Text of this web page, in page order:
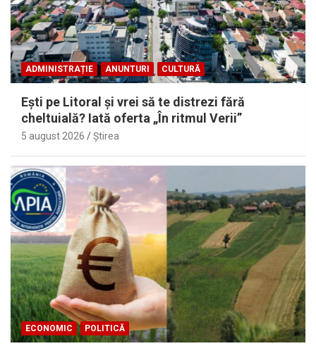
ADMINISTRAȚIE ANUNTURI CULTURĂ
Eşti pe Litoral şi vrei să te distrezi fără
cheltuială? Iată oferta „În ritmul Verii”
5 august 2026 Ştirea
ECONOMIC POLITICĂ